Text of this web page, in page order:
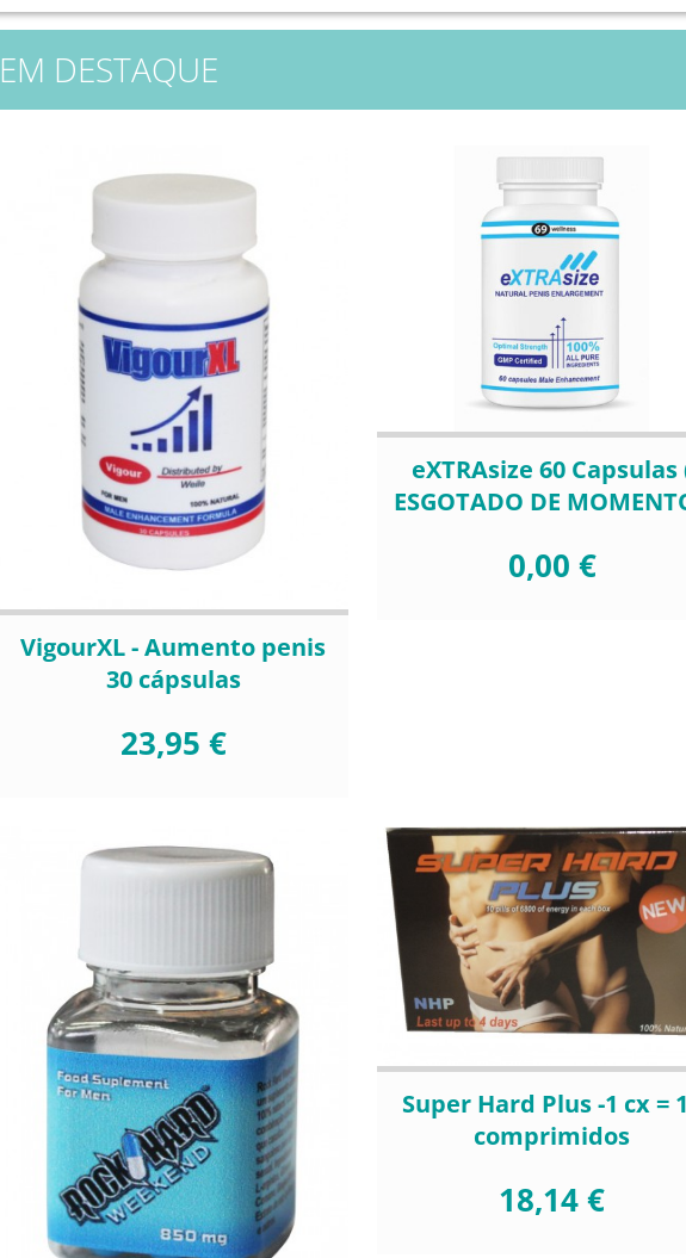
EM DESTAQUE
VigourXL - Aumento penis
30 cápsulas
23,95 €
eXTRAsize 60 Capsulas
ESGOTADO DE
0,00 €
Super Hard Plus -1 cx =
comprimidos
18,14 €